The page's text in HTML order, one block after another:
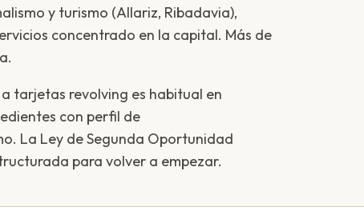
y turismo (Allariz, Ribadavia),
concentrado en la capital. Más de
tarjetas revolving es habitual en
con perfil de
La Ley de Segunda Oportunidad
para volver a empezar.